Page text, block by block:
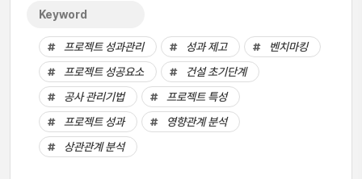
Keyword
프로젝트 성과관리 성과 제고
벤치마킹
프로젝트 성공요소
건설 초기단계
공사 관리기법
프로젝트 특성
프로젝트 성과
영향관계 분석
상관관계 분석